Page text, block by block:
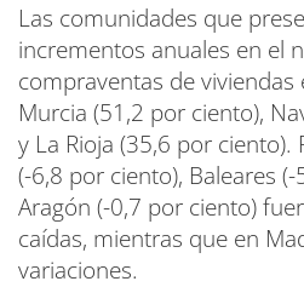
Las comunidades que
incrementos anuales en el
compraventas de
Murcia (51,2 por ciento),
y La Rioja (35,6 por ciento).
(-6,8 por ciento), Baleares
Aragón (-0,7 por ciento)
caídas, mientras que en
variaciones.